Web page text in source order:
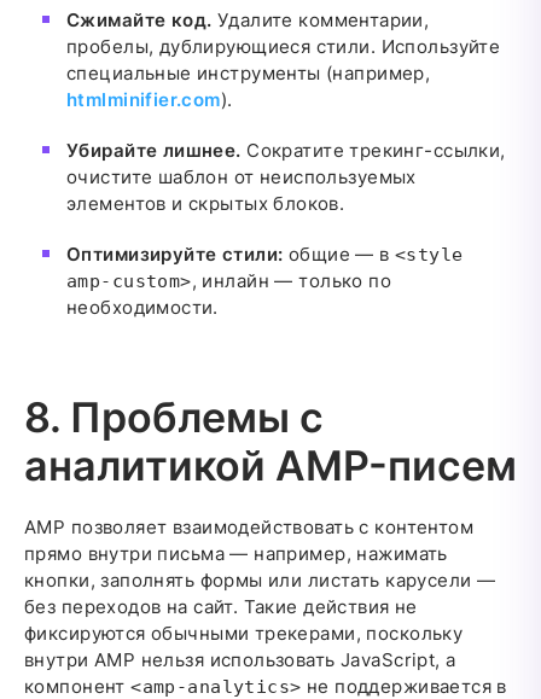
Сжимайте код. Удалите комментарии,
пробелы, дублирующиеся стили. Используйте
специальные инструменты (например,
htmlminifier.com).
Убирайте лишнее. Сократите трекинг-ссылки,
очистите шаблон от неиспользуемых
элементов и скрытых блоков.
Оптимизируйте стили: общие — в<style
amp-custom>, инлайн — только по
необходимости.
8. Проблемы с
аналитикой AMP-писем
AMP позволяет взаимодействовать с контентом
прямо внутри письма — например, нажимать
кнопки, заполнять формы или листать карусели —
без переходов на сайт. Такие действия не
фиксируются обычными трекерами, поскольку
внутри AMP нельзя использовать JavaScript, а
компонент<amp-analytics> не поддерживается в